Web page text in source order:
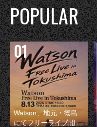
POPULAR
Watson、地元・徳島
にてフリーライブ開